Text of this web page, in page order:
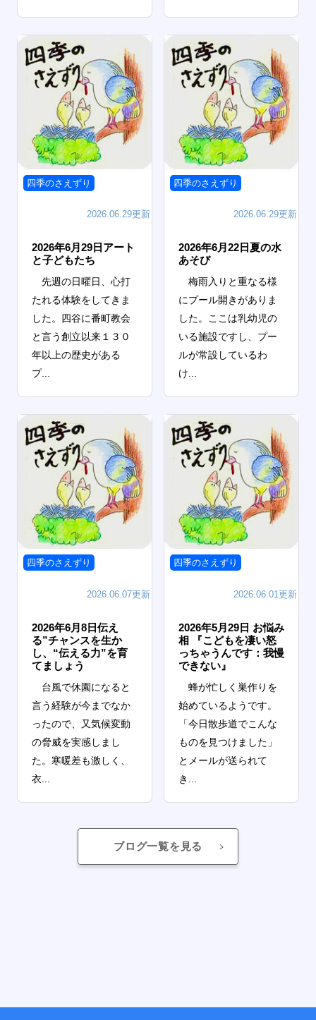
四季のさえずり
2026.06.29更新
2026年6月29日アート
と子どもたち
先週の日曜日、心打
たれる体験をしてきま
した。四谷に番町教会
と言う創立以来１３０
年以上の歴史がある
プ...
四季のさえずり
2026.06.29更新
2026年6月22日夏の水
あそび
梅雨入りと重なる様
にプール開きがありま
した。ここは乳幼児の
いる施設ですし、プー
ルが常設しているわ
け...
四季のさえずり
2026.06.07更新
2026年6月8日伝え
る”チャンスを生か
し、“伝える力”を育
てましょう
台風で休園になると
言う経験が今までなか
ったので、又気候変動
の脅威を実感しまし
た。寒暖差も激しく、
衣...
四季のさえずり
2026.06.01更新
2026年5月29日 お悩み
相 『こどもを凄い怒
っちゃうんです：我慢
できない』
蜂が忙しく巣作りを
始めているようです。
「今日散歩道でこんな
ものを見つけました」
とメールが送られて
き...
ブログ一覧を見る